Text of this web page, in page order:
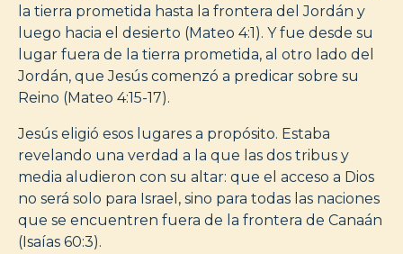
la tierra prometida hasta la frontera del Jordán y
luego hacia el desierto (Mateo 4:1). Y fue desde su
lugar fuera de la tierra prometida, al otro lado del
Jordán, que Jesús comenzó a predicar sobre su
Reino (Mateo 4:15-17).
Jesús eligió esos lugares a propósito. Estaba
revelando una verdad a la que las dos tribus y
media aludieron con su altar: que el acceso a Dios
no será solo para Israel, sino para todas las naciones
que se encuentren fuera de la frontera de Canaán
(Isaías 60:3).